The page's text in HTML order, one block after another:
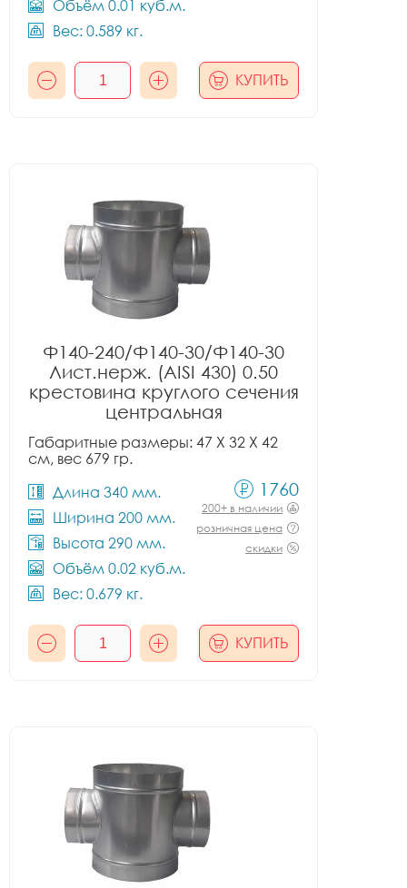
Объём 0.01 куб.м.
Вес: 0.589 кг.
КУПИТЬ
Ф140-240/Ф140-30/Ф140-30
Лист.нерж. (AISI 430) 0.50
крестовина круглого сечения
центральная
Габаритные размеры: 47 X 32 X 42
см, вес 679 гр.
Длина 340 мм.
Ширина 200 мм.
Высота 290 мм.
Объём 0.02 куб.м.
Вес: 0.679 кг.
1760
200+ в наличии
розничная цена
скидки
КУПИТЬ